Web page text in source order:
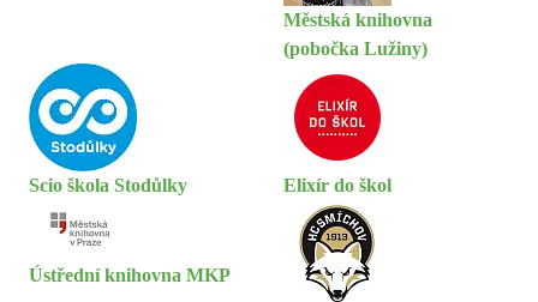
Městská knihovna
(pobočka Lužiny)
Scio škola Stodůlky Elixír do škol
Ústřední knihovna MKP